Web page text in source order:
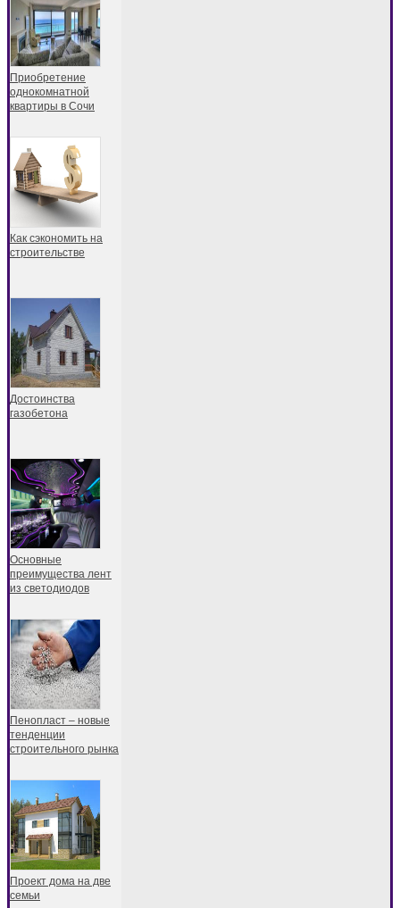
Приобретение
однокомнатной
квартиры в Сочи
Как сэкономить на
строительстве
Достоинства
газобетона
Основные
преимущества лент
из светодиодов
Пенопласт – новые
тенденции
строительного рынка
Проект дома на две
семьи